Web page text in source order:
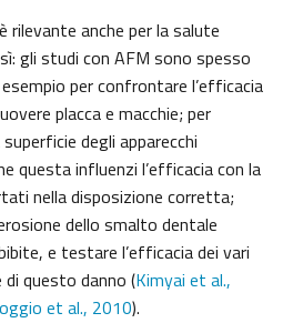
anche per la salute
gli studi con AFM sono spesso
per confrontare l’efficacia
placca e macchie; per
degli apparecchi
questa influenzi l’efficacia con la
nella disposizione corretta;
dello smalto dentale
e testare l’efficacia dei vari
questo danno (Kimyai et al.,
et al., 2010).